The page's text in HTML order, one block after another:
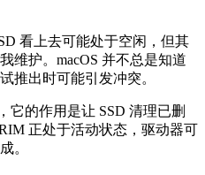
看上去可能处于空闲，但其
维护。macOS 并不总是知道
推出时可能引发冲突。
它的作用是让 SSD 清理已删
正处于活动状态，驱动器可
。